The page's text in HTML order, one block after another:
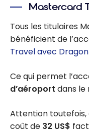
Mastercard
Tous les titulaires
bénéficient de
Travel avec
Ce qui permet
d’aéroport dans le
Attention toutefois,
coût de 32 US$